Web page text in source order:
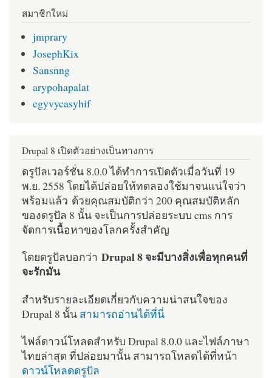
สมาชิกใหม่
jmprary
JosephKix
Sansnng
arypohapalat
egyvycasyhif
Drupal 8 เปิดตัวอย่างเป็นทางการ
ดรูปัลเวอร์ชั่น 8.0.0 ได้ทำการเปิดตัวเมื่อวันที่ 19
พ.ย. 2558 โดยได้ปล่อยให้ทดลองใช้มาจนแน่ใจว่า
พร้อมแล้ว ด้วยคุณสมบัติกว่า 200 คุณสมบัติหลัก
ของดรูปัล 8 นั้น จะเป็นการปล่อยระบบ cms การ
จัดการเนื้อหาของโลกครั้งสำคัญ
โดยดรูปัลบอกว่า Drupal 8 จะมีบางสิ่งเพื่อทุกคนที่
จะรักมัน
สำหรับรายละเอียดเกี่ยวกับความน่าสนใจของ
Drupal 8 นั้น สามารถอ่านได้ที่นี่
ไฟล์ดาวน์โหลดสำหรับ Drupal 8.0.0 และไฟล์ภาษา
ไทยล่าสุด ที่ปล่อยมานั้น สามารถโหลดได้ที่หน้า
ดาวน์โหลดดรูปัล